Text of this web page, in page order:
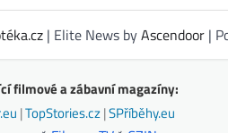
| Elite News byAscendoor|
filmové a zábavní magazíny:
|TopStories.cz|SPříběhy.eu